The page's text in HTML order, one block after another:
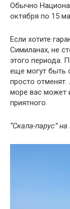
Обычно
октября по 15
Если хотите
Симиланах, не
этого периода.
еще могут быть
просто
море вас может
приятного.
“Скала-парус”